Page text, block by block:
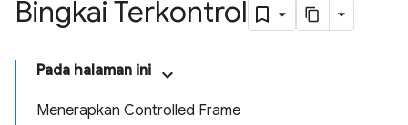
Bingkai Terkontrol
Pada halaman ini
Menerapkan Controlled Frame